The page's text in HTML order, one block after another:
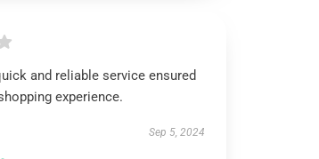
and reliable service ensured
experience.
Sep 5, 2024